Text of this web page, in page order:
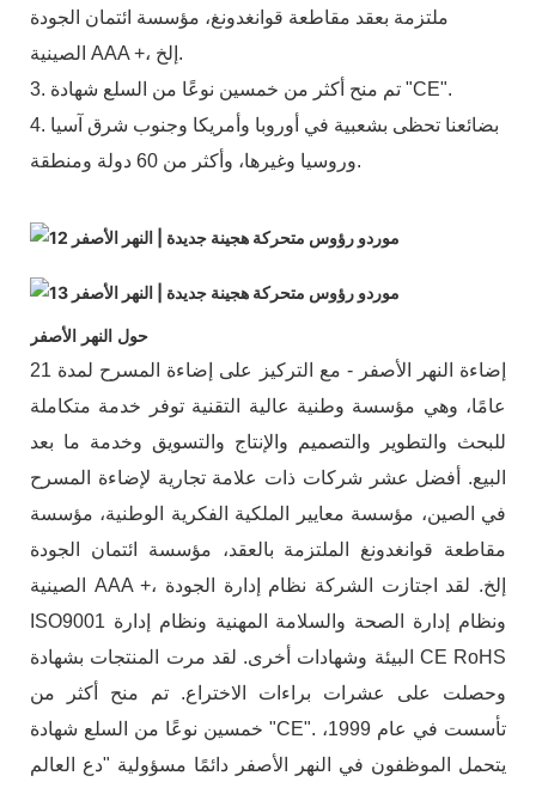
ملتزمة بعقد مقاطعة قوانغدونغ، مؤسسة ائتمان الجودة
الصينية AAA +، إلخ.
3. تم منح أكثر من خمسين نوعًا من السلع شهادة "CE".
4. بضائعنا تحظى بشعبية في أوروبا وأمريكا وجنوب شرق آسيا
وروسيا وغيرها، وأكثر من 60 دولة ومنطقة.
حول النهر الأصفر
إضاءة النهر الأصفر - مع التركيز على إضاءة المسرح لمدة 21
عامًا، وهي مؤسسة وطنية عالية التقنية توفر خدمة متكاملة
للبحث والتطوير والتصميم والإنتاج والتسويق وخدمة ما بعد
البيع. أفضل عشر شركات ذات علامة تجارية لإضاءة المسرح
في الصين، مؤسسة معايير الملكية الفكرية الوطنية، مؤسسة
مقاطعة قوانغدونغ الملتزمة بالعقد، مؤسسة ائتمان الجودة
الصينية AAA +، إلخ. لقد اجتازت الشركة نظام إدارة الجودة
ISO9001 ونظام إدارة الصحة والسلامة المهنية ونظام إدارة
البيئة وشهادات أخرى. لقد مرت المنتجات بشهادة CE RoHS
وحصلت على عشرات براءات الاختراع. تم منح أكثر من
خمسين نوعًا من السلع شهادة "CE". تأسست في عام 1999،
يتحمل الموظفون في النهر الأصفر دائمًا مسؤولية "دع العالم